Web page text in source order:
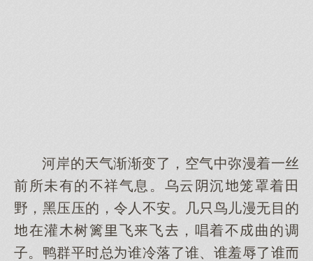
河岸的气渐渐变了，空气中弥漫着一丝
前所未有的不祥气息。乌云沉笼罩着田
野，黑压压的，令人不安。几鸟儿漫无目的
在灌木树篱飞飞，唱着不曲的调
子。鸭群平总谁冷落了谁、谁羞辱了谁